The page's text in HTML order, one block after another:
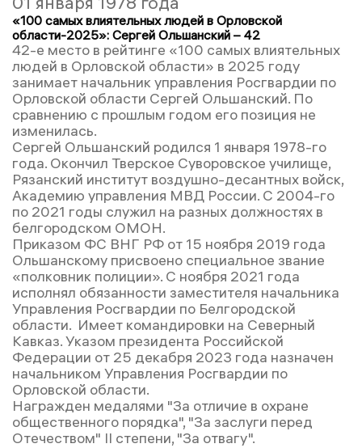
«100 самых влиятельных людей в Орловской
области-2025»: Сергей Ольшанский – 42
42-е место в рейтинге «100 самых влиятельных
людей в Орловской области» в 2025 году
занимает начальник управления Росгвардии по
Орловской области Сергей Ольшанский. По
сравнению с прошлым годом его позиция не
изменилась.
Сергей Ольшанский родился 1 января 1978-го
года. Окончил Тверское Суворовское училище,
Рязанский институт воздушно-десантных войск,
Академию управления МВД России. С 2004-го
по 2021 годы служил на разных должностях в
белгородском ОМОН.
Приказом ФС ВНГ РФ от 15 ноября 2019 года
Ольшанскому присвоено специальное звание
«полковник полиции». С ноября 2021 года
исполнял обязанности заместителя начальника
Управления Росгвардии по Белгородской
области. Имеет командировки на Северный
Кавказ. Указом президента Российской
Федерации от 25 декабря 2023 года назначен
начальником Управления Росгвардии по
Орловской области.
Награжден медалями "За отличие в охране
общественного порядка", "За заслуги перед
Отечеством" II степени, "За отвагу".